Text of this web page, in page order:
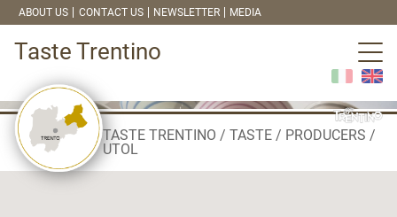
ABOUT US CONTACT US NEWSLETTER MEDIA
Taste Trentino
TASTE TRENTINO TASTE
PRODUCERS
UTOL